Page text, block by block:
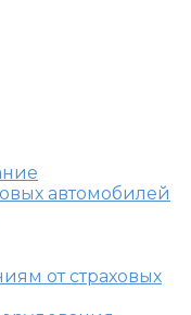
автомобилей
от страховых